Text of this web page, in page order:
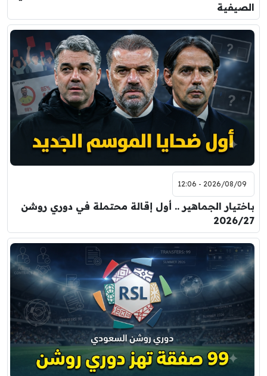
الصيفية
2026/08/09 - 12:06
باختيار الجماهير .. أول إقالة محتملة في دوري روشن
2026/27